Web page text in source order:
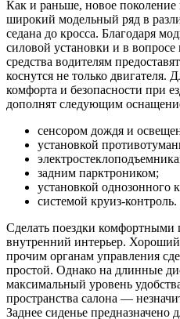
Как и раньше, новое
широкий модельный ряд в
седана до кросса. Благодаря
силовой установки и в
средства водителям
коснутся не только двигателя.
комфорта и безопасности при
дополнят следующим
сенсором дождя и
установкой
задним парктроником;
установкой однозонного
системой круиз-контроль.
Сделать поездки
внутренний интерьер.
прочим органам управления
простой. Однако на длинные
максимальный уровень
пространства салона —
Заднее сиденье предназначено